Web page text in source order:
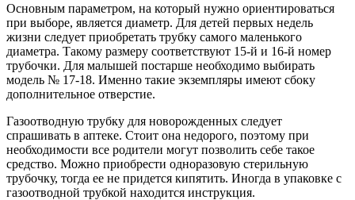
Основным параметром, на который нужно ориентироваться
при выборе, является диаметр. Для детей первых недель
жизни следует приобретать трубку самого маленького
диаметра. Такому размеру соответствуют 15-й и 16-й номер
трубочки. Для малышей постарше необходимо выбирать
модель № 17-18. Именно такие экземпляры имеют сбоку
дополнительное отверстие.
Газоотводную трубку для новорожденных следует
спрашивать в аптеке. Стоит она недорого, поэтому при
необходимости все родители могут позволить себе такое
средство. Можно приобрести одноразовую стерильную
трубочку, тогда ее не придется кипятить. Иногда в упаковке с
газоотводной трубкой находится инструкция.